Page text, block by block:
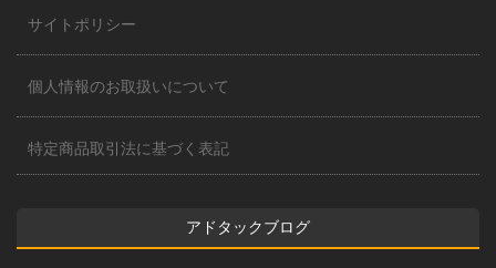
サイトポリシー
個人情報のお取扱いについて
特定商品取引法に基づく表記
アドタックブログ